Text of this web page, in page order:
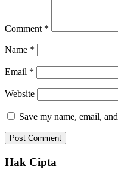
Comment *
Name *
Email *
Website
Save my name, email,
Hak Cipta